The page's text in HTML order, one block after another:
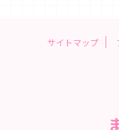
サイトマップ